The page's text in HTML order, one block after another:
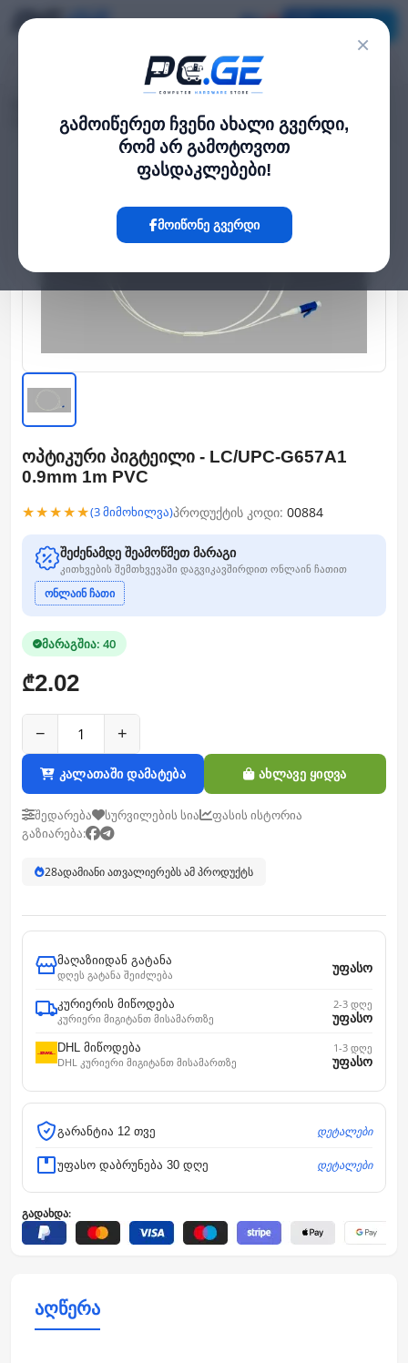
×
გამოიწერეთ ჩვენი ახალი გვერდი,
რომ არ გამოტოვოთ
ფასდაკლებები!
მოიწონე გვერდი
ოპტიკური პიგტეილი - LC/UPC-G657A1 0.9mm 1m PVC
ოპტიკური პიგტეილი - LC/UPC-G657A1
0.9mm 1m PVC
★★★★★(3 მიმოხილვა)პროდუქტის კოდი: 00884
შეძენამდე შეამოწმეთ მარაგი
კითხვების შემთხვევაში დაგვიკავშირდით ონლაინ ჩათით
ონლაინ ჩათი
მარაგშია: 40
₾2.02
− +
კალათაში დამატება ახლავე ყიდვა
შედარება სურვილების სია
ფასის ისტორია
გაზიარება:
28ადამიანი ათვალიერებს ამ პროდუქტს
მაღაზიიდან გატანა
დღეს გატანა შეიძლება
უფასო
კურიერის მიწოდება
კურიერი მიგიტანთ მისამართზე
2-3 დღე
უფასო
DHL მიწოდება
DHL კურიერი მიგიტანთ მისამართზე
1-3 დღე
უფასო
გარანტია 12 თვე დეტალები
უფასო დაბრუნება 30 დღე დეტალები
გადახდა:
აღწერა